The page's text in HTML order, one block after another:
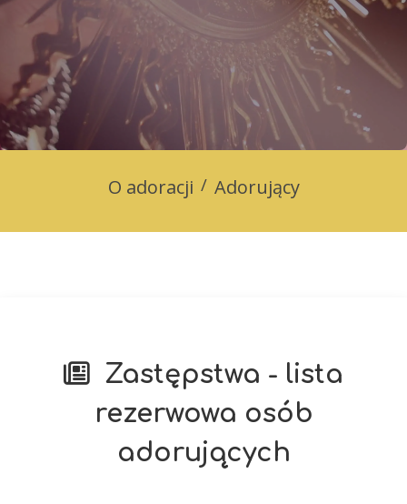
O adoracji Adorujący
Zastępstwa - lista
rezerwowa osób
adorujących